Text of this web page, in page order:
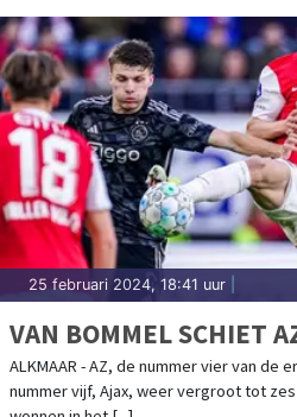
25 februari 2024, 18:41 uur
VAN BOMMEL SCHIET
ALKMAAR - AZ, de nummer vier van de
nummer vijf, Ajax, weer vergroot tot